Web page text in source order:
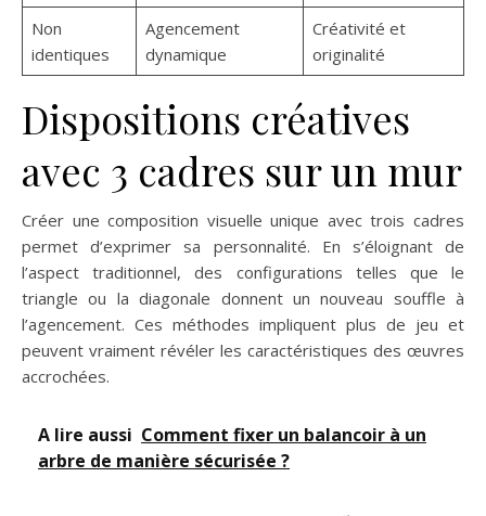
Non
identiques
Agencement
dynamique
Créativité et
originalité
Dispositions créatives
avec 3 cadres sur un mur
Créer une composition visuelle unique avec trois cadres
permet d’exprimer sa personnalité. En s’éloignant de
l’aspect traditionnel, des configurations telles que le
triangle ou la diagonale donnent un nouveau souffle à
l’agencement. Ces méthodes impliquent plus de jeu et
peuvent vraiment révéler les caractéristiques des œuvres
accrochées.
A lire aussi Comment fixer un balancoir à un
arbre de manière sécurisée ?